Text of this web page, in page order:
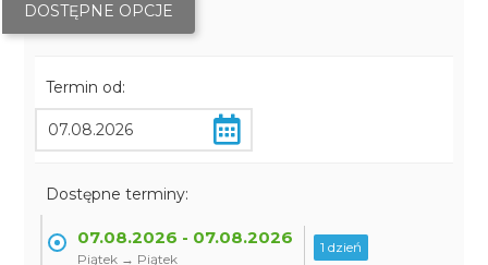
DOSTĘPNE OPCJE
Termin od:
Dostępne terminy:
07.08.2026 - 07.08.2026
Piątek → Piątek
1 dzień